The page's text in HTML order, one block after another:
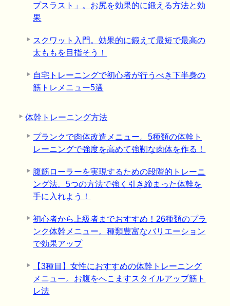
プスラスト」。お尻を効果的に鍛える方法と効
果
スクワット入門。効果的に鍛えて最短で最高の
太ももを目指そう！
自宅トレーニングで初心者が行うべき下半身の
筋トレメニュー5選
体幹トレーニング方法
プランクで肉体改造メニュー。5種類の体幹ト
レーニングで強度を高めて強靭な肉体を作る！
腹筋ローラーを実現するための段階的トレーニ
ング法。5つの方法で強く引き締まった体幹を
手に入れよう！
初心者から上級者までおすすめ！26種類のプラ
ンク体幹メニュー。種類豊富なバリエーション
で効果アップ
【3種目】女性におすすめの体幹トレーニング
メニュー。お腹をへこますスタイルアップ筋ト
レ法